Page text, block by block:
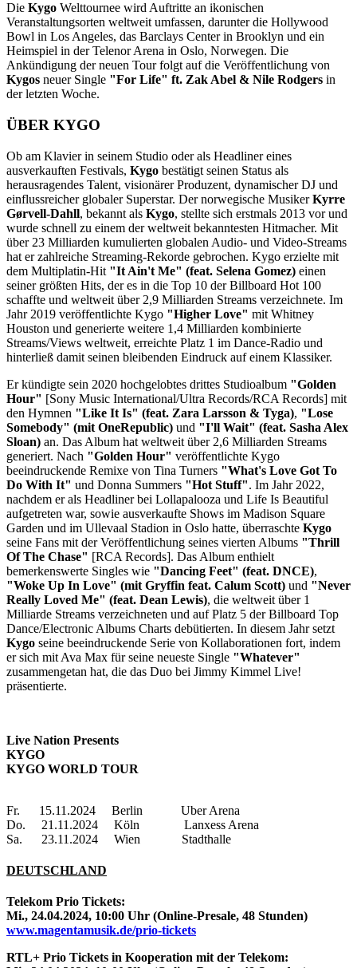
Die Kygo Welttournee wird Auftritte an ikonischen
Veranstaltungsorten weltweit umfassen, darunter die Hollywood
Bowl in Los Angeles, das Barclays Center in Brooklyn und ein
Heimspiel in der Telenor Arena in Oslo, Norwegen. Die
Ankündigung der neuen Tour folgt auf die Veröffentlichung von
Kygos neuer Single "For Life" ft. Zak Abel & Nile Rodgers in
der letzten Woche.
ÜBER KYGO
Ob am Klavier in seinem Studio oder als Headliner eines
ausverkauften Festivals, Kygo bestätigt seinen Status als
herausragendes Talent, visionärer Produzent, dynamischer DJ und
einflussreicher globaler Superstar. Der norwegische MusikerKyrre
Gørvell-Dahll, bekannt als Kygo, stellte sich erstmals 2013 vor und
wurde schnell zu einem der weltweit bekanntesten Hitmacher. Mit
über 23 Milliarden kumulierten globalen Audio- und Video-Streams
hat er zahlreiche Streaming-Rekorde gebrochen. Kygo erzielte mit
dem Multiplatin-Hit "It Ain't Me" (feat. Selena Gomez) einen
seiner größten Hits, der es in die Top 10 der Billboard Hot 100
schaffte und weltweit über 2,9 Milliarden Streams verzeichnete. Im
Jahr 2019 veröffentlichte Kygo "Higher Love" mit Whitney
Houston und generierte weitere 1,4 Milliarden kombinierte
Streams/Views weltweit, erreichte Platz 1 im Dance-Radio und
hinterließ damit seinen bleibenden Eindruck auf einem Klassiker.
Er kündigte sein 2020 hochgelobtes drittes Studioalbum "Golden
Hour" [Sony Music International/Ultra Records/RCA Records] mit
den Hymnen "Like It Is" (feat. Zara Larsson & Tyga), "Lose
Somebody" (mit OneRepublic) und "I'll Wait" (feat. Sasha Alex
Sloan) an. Das Album hat weltweit über 2,6 Milliarden Streams
generiert. Nach "Golden Hour" veröffentlichte Kygo
beeindruckende Remixe von Tina Turners "What's Love Got To
Do With It" und Donna Summers "Hot Stuff". Im Jahr 2022,
nachdem er als Headliner bei Lollapalooza und Life Is Beautiful
aufgetreten war, sowie ausverkaufte Shows im Madison Square
Garden und im Ullevaal Stadion in Oslo hatte, überraschte Kygo
seine Fans mit der Veröffentlichung seines vierten Albums "Thrill
Of The Chase" [RCA Records]. Das Album enthielt
bemerkenswerte Singles wie "Dancing Feet" (feat. DNCE),
"Woke Up In Love" (mit Gryffin feat. Calum Scott) und "Never
Really Loved Me" (feat. Dean Lewis), die weltweit über 1
Milliarde Streams verzeichneten und auf Platz 5 der Billboard Top
Dance/Electronic Albums Charts debütierten. In diesem Jahr setzt
Kygo seine beeindruckende Serie von Kollaborationen fort, indem
er sich mit Ava Max für seine neueste Single "Whatever"
zusammengetan hat, die das Duo bei Jimmy Kimmel Live!
präsentierte.
Live Nation Presents
KYGO
KYGO WORLD TOUR
Fr. 15.11.2024 Berlin Uber Arena
Do. 21.11.2024 Köln Lanxess Arena
Sa. 23.11.2024 Wien Stadthalle
DEUTSCHLAND
Telekom Prio Tickets:
Mi., 24.04.2024, 10:00 Uhr (Online-Presale, 48 Stunden)
www.magentamusik.de/prio-tickets
RTL+ Prio Tickets in Kooperation mit der Telekom: